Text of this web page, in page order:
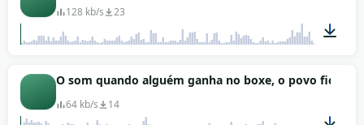
128 kb/s 23
01:40
O som quando alguém ganha no boxe, o povo fica
64 kb/s 14